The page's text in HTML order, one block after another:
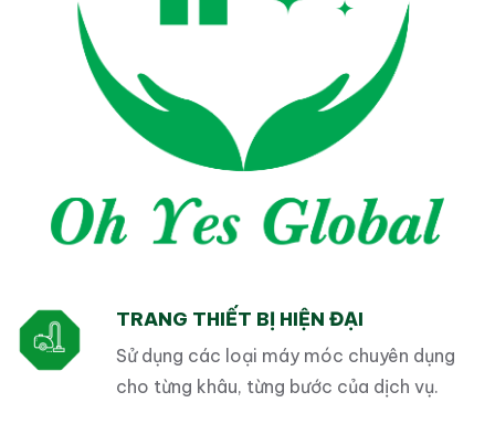
TRANG THIẾT BỊ HIỆN ĐẠI
Sử dụng các loại máy móc chuyên dụng
cho từng khâu, từng bước của dịch vụ.